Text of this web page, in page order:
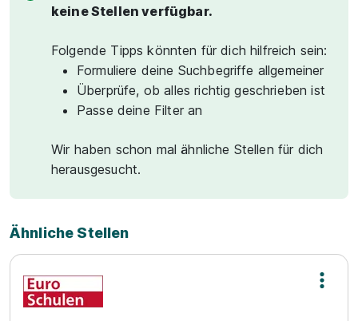
keine Stellen verfügbar.
Folgende Tipps könnten für dich hilfreich sein:
Formuliere deine Suchbegriffe allgemeiner
Überprüfe, ob alles richtig geschrieben ist
Passe deine Filter an
Wir haben schon mal ähnliche Stellen für dich
herausgesucht.
Ähnliche Stellen